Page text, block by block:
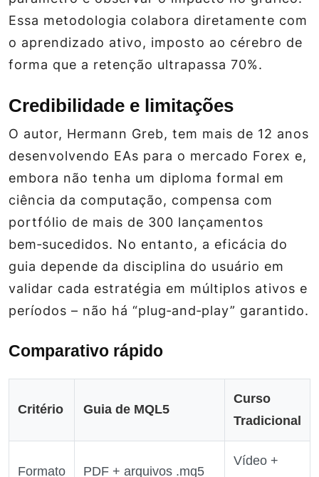
Essa metodologia colabora diretamente com
o aprendizado ativo, imposto ao cérebro de
forma que a retenção ultrapassa 70%.
Credibilidade e limitações
O autor, Hermann Greb, tem mais de 12 anos
desenvolvendo EAs para o mercado Forex e,
embora não tenha um diploma formal em
ciência da computação, compensa com
portfólio de mais de 300 lançamentos
bem‑sucedidos. No entanto, a eficácia do
guia depende da disciplina do usuário em
validar cada estratégia em múltiplos ativos e
períodos – não há “plug‑and‑play” garantido.
Comparativo rápido
Critério Guia de MQL5
Curso
Tradicional
Formato PDF + arquivos .mq5
Vídeo +